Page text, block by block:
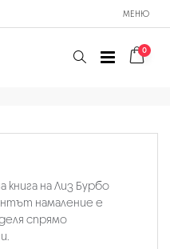
МЕНЮ
0
книга на Лиз Бурбо
намаление е
спрямо